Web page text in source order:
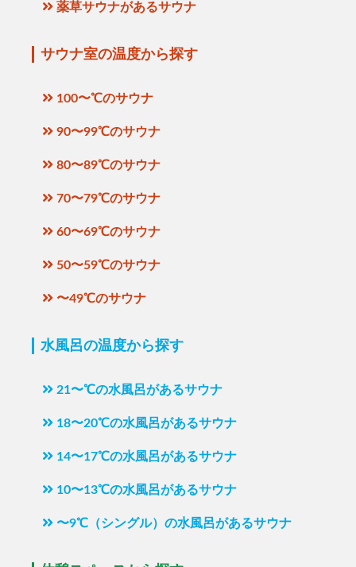
薬草サウナがあるサウナ
サウナ室の温度から探す
100〜℃のサウナ
90〜99℃のサウナ
80〜89℃のサウナ
70〜79℃のサウナ
60〜69℃のサウナ
50〜59℃のサウナ
〜49℃のサウナ
水風呂の温度から探す
21〜℃の水風呂があるサウナ
18〜20℃の水風呂があるサウナ
14〜17℃の水風呂があるサウナ
10〜13℃の水風呂があるサウナ
〜9℃（シングル）の水風呂があるサウナ